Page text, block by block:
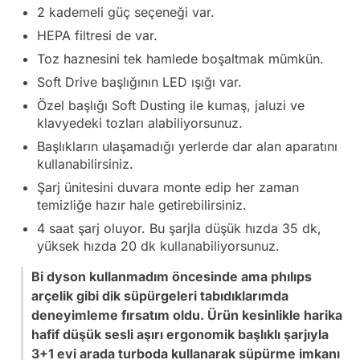
2 kademeli güç seçeneği var.
HEPA filtresi de var.
Toz haznesini tek hamlede boşaltmak mümkün.
Soft Drive başlığının LED ışığı var.
Özel başlığı Soft Dusting ile kumaş, jaluzi ve
klavyedeki tozları alabiliyorsunuz.
Başlıkların ulaşamadığı yerlerde dar alan aparatını
kullanabilirsiniz.
Şarj ünitesini duvara monte edip her zaman
temizliğe hazır hale getirebilirsiniz.
4 saat şarj oluyor. Bu şarjla düşük hızda 35 dk,
yüksek hızda 20 dk kullanabiliyorsunuz.
Bi dyson kullanmadım öncesinde ama phılıps
arçelik gibi dik süpürgeleri tabıdıklarımda
deneyimleme fırsatım oldu. Ürün kesinlikle harika
hafif düşük sesli aşırı ergonomik başlıklı şarjıyla
3+1 evi arada turboda kullanarak süpürme imkanı